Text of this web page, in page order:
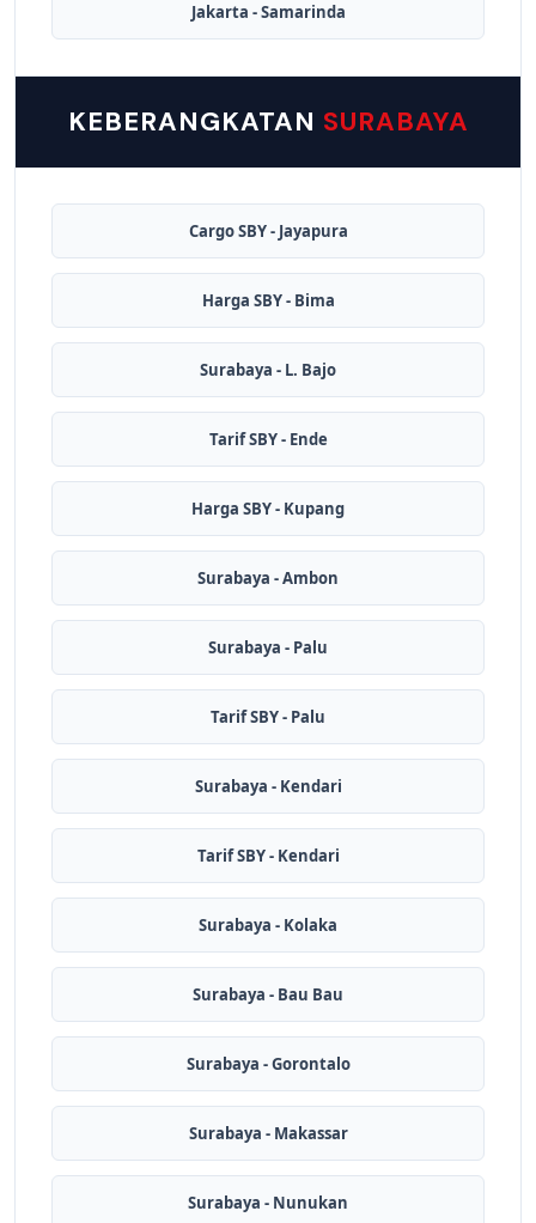
Jakarta - Samarinda
KEBERANGKATAN SURABAYA
Cargo SBY - Jayapura
Harga SBY - Bima
Surabaya - L. Bajo
Tarif SBY - Ende
Harga SBY - Kupang
Surabaya - Ambon
Surabaya - Palu
Tarif SBY - Palu
Surabaya - Kendari
Tarif SBY - Kendari
Surabaya - Kolaka
Surabaya - Bau Bau
Surabaya - Gorontalo
Surabaya - Makassar
Surabaya - Nunukan